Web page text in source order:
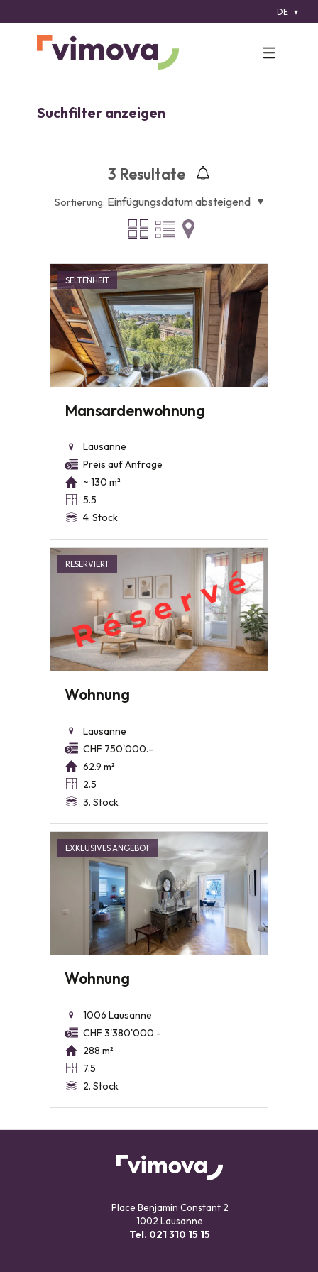
DE
Suchfilter anzeigen
3 Resultate
Sortierung: Einfügungsdatum absteigend
SELTENHEIT
Mansardenwohnung
Lausanne
Preis auf Anfrage
~ 130 m²
5.5
4. Stock
RESERVIERT
Wohnung
Lausanne
CHF 750'000.-
62.9 m²
2.5
3. Stock
EXKLUSIVES ANGEBOT
Wohnung
1006 Lausanne
CHF 3'380'000.-
288 m²
7.5
2. Stock
Place Benjamin Constant 2
1002 Lausanne
Tel. 021 310 15 15